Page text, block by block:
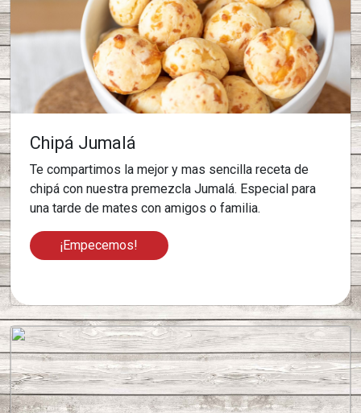
Chipá Jumalá
Te compartimos la mejor y mas sencilla receta de
chipá con nuestra premezcla Jumalá. Especial para
una tarde de mates con amigos o familia.
¡Empecemos!